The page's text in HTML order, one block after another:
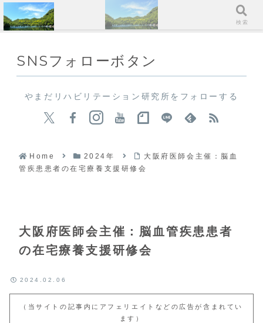
SNSフォローボタン
やまだリハビリテーション研究所をフォローする
Home 2024年
大阪府医師会主催：脳血
管疾患患者の在宅療養支援研修会
大阪府医師会主催：脳血管疾患患者
の在宅療養支援研修会
2024.02.06
（当サイトの記事内にアフェリエイトなどの広告が含まれてい
ます）
メニュー 検索